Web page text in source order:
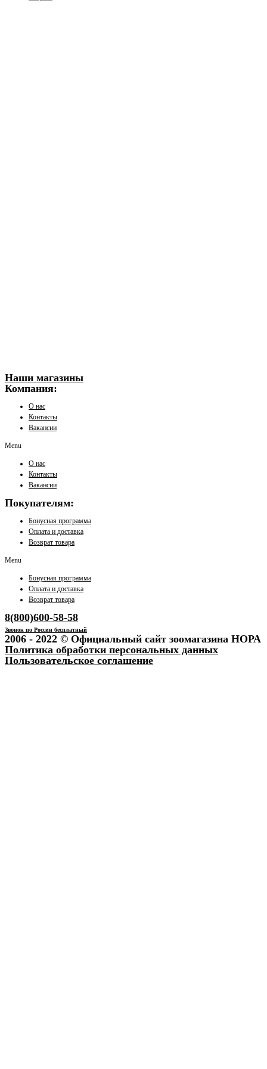
Наши магазины
Компания:
О нас
Контакты
Вакансии
Menu
О нас
Контакты
Вакансии
Покупателям:
Бонусная программа
Оплата и доставка
Возврат товара
Menu
Бонусная программа
Оплата и доставка
Возврат товара
8(800)600-58-58
Звонок по России бесплатный
2006 - 2022 © Официальный сайт зоомагазина НОРА
Политика обработки персональных данных
Пользовательское соглашение